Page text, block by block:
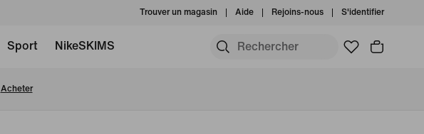
Trouver un magasin Aide Rejoins-nous S'identifier
Sport NikeSKIMS
Acheter